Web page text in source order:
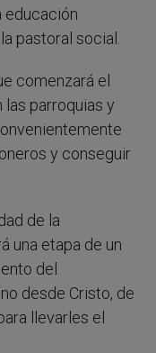
educación
pastoral social.
comenzará el
parroquias y
y conseguir
de la
una etapa de un
del
desde Cristo, de
llevarles el